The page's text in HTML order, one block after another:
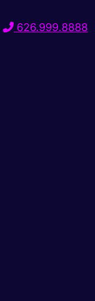
626.999.8888